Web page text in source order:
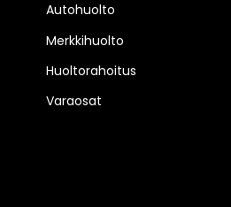
Autohuolto
Merkkihuolto
Huoltorahoitus
Varaosat